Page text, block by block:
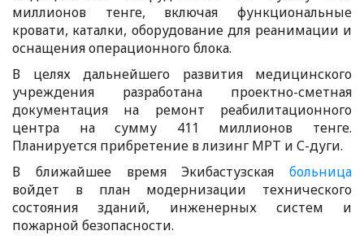
миллионов тенге, включая функциональные
кровати, каталки, оборудование для реанимации и
оснащения операционного блока.
В целях дальнейшего развития медицинского
учреждения разработана проектно-сметная
документация на ремонт реабилитационного
центра на сумму 411 миллионов тенге.
Планируется прибретение в лизинг МРТ и С-дуги.
В ближайшее время Экибастузская больница
войдет в план модернизации технического
состояния зданий, инженерных систем и
пожарной безопасности.